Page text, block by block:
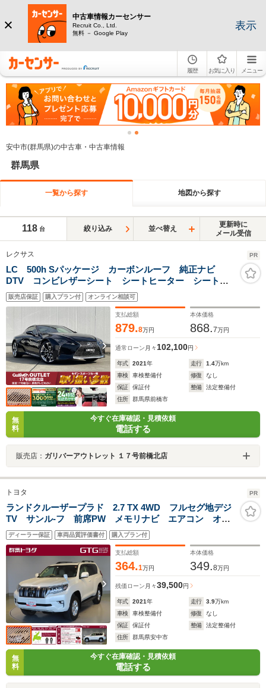
中古車情報カーセンサー
Recruit Co., Ltd.
無料 － Google Play
表示
履歴 お気に入り メニュー
安中市(群馬県)の中古車・中古車情報
群馬県
一覧から探す 地図から探す
118 台 絞り込み 並べ替え
更新時に
メール受信
レクサス PR
LC 500h Sパッケージ カーボンルーフ 純正ナビ
DTV コンビレザーシート シートヒーター シートベ
ンチレーション メモリー付パワーシート ハンドルヒ
ーター ヘッドアップディスプレイ ブラインドスポッ
トモニター レーンキープ
販売店保証 購入プラン付 オンライン相談可
支払総額
879.8万円
本体価格
868.7万円
通常ローン 月々102,100円
年式 2021年 走行 1.4万km
車検
車検整備付 修復
なし
保証
保証付 整備
法定整備付
住所
群馬県前橋市
無
料
今すぐ在庫確認・見積依頼
電話する
販売店： ガリバーアウトレット １７号前橋北店
トヨタ PR
ランドクルーザープラド 2.7 TX 4WD フルセグ地デジ
TV サンル-フ 前席PW メモリナビ エアコン オー
トクルーズ アルミホイール リヤカメラ 横滑防止装
置 ETC車載器 四駆 ABS キーレスキー サイドエ
アバック LEDヘット
ディーラー保証 車両品質評価書付 購入プラン付
支払総額
364.1万円
本体価格
349.8万円
残価ローン 月々39,500円
年式 2021年 走行 3.9万km
車検
車検整備付 修復
なし
保証
保証付 整備
法定整備付
住所
群馬県安中市
無
料
今すぐ在庫確認・見積依頼
電話する